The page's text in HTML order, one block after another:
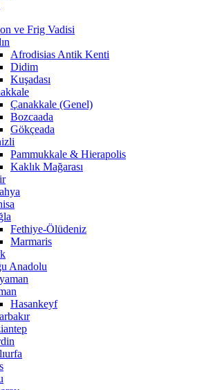
ve Frig Vadisi
Afrodisias Antik Kenti
Didim
Kuşadası
Çanakkale (Genel)
Bozcaada
Gökçeada
Pammukkale & Hierapolis
Kaklık Mağarası
Fethiye-Ölüdeniz
Marmaris
Anadolu
Hasankeyf